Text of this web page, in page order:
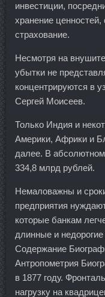
инвестиции,
хранение
страхование.
Несмотря на
убытки не
концентрируются в
Сергей Моисеев.
Только Индия и
Америки, Африки и
далее. В
334,8 млрд рублей.
Немаловажны и
предприятия
которые банкам
длинные и
Содержание
Антропометрия
в 1877 году.
нагрузку на